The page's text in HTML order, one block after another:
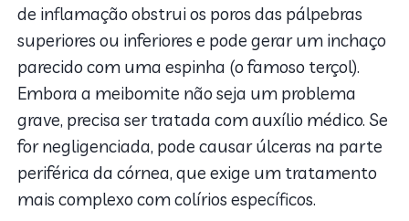
de inflamação obstrui os poros das pálpebras
superiores ou inferiores e pode gerar um inchaço
parecido com uma espinha (o famoso terçol).
Embora a meibomite não seja um problema
grave, precisa ser tratada com auxílio médico. Se
for negligenciada, pode causar úlceras na parte
periférica da córnea, que exige um tratamento
mais complexo com colírios específicos.